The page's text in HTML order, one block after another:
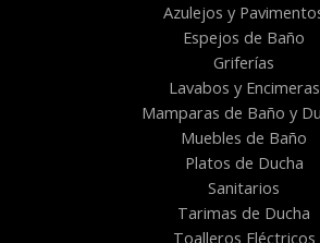
Azulejos y
Espejos de Baño
Griferías
Lavabos y Encimeras
Mamparas de Baño y
Muebles de Baño
Platos de Ducha
Sanitarios
Tarimas de Ducha
Toalleros Eléctricos